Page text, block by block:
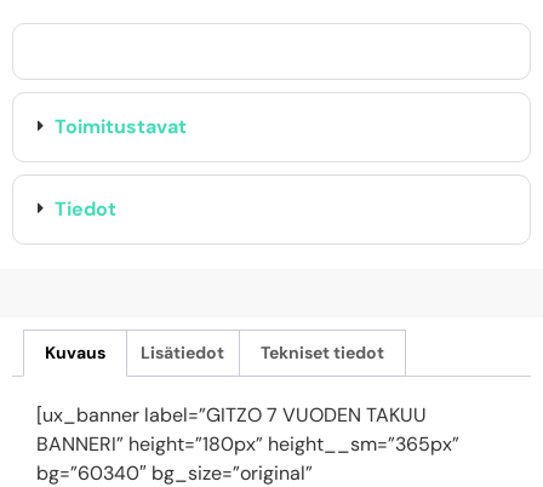
Toimitustavat
Tiedot
Kuvaus Lisätiedot Tekniset tiedot
[ux_banner label=”GITZO 7 VUODEN TAKUU
BANNERI” height=”180px” height__sm=”365px”
bg=”60340″ bg_size=”original”